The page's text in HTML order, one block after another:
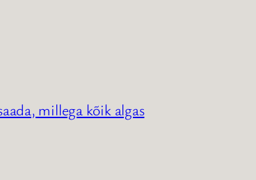
millega kõik algas